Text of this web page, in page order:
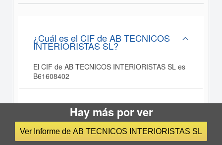
¿Cuál es el CIF de AB TECNICOS
INTERIORISTAS SL?
El CIF de AB TECNICOS INTERIORISTAS SL es
B61608402
¿Cúal es el sector de actividad de AB
TECNICOS INTERIORISTAS SL? ¿A
que industria pertenece?
Hay más por ver
Ver Informe de AB TECNICOS INTERIORISTAS SL